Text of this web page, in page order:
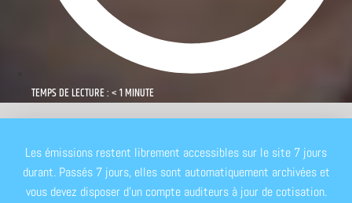
TEMPS DE LECTURE : < 1 MINUTE
Les émissions restent librement accessibles sur le site 7 jours
durant. Passés 7 jours, elles sont automatiquement archivées et
vous devez disposer d'un compte auditeurs à jour de cotisation.